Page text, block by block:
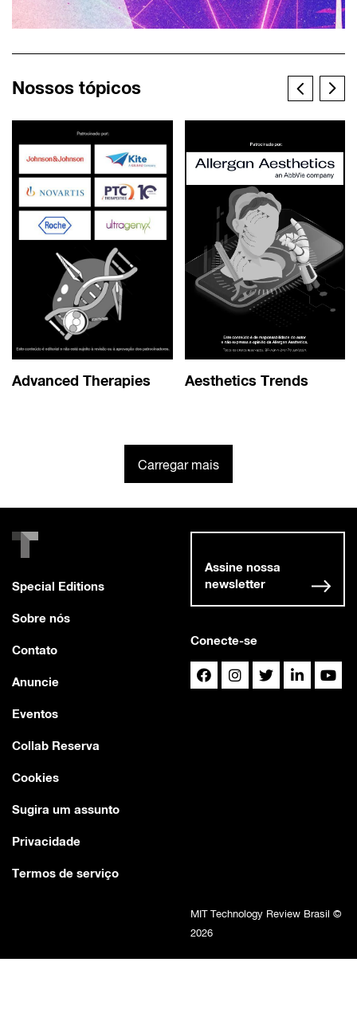
Nossos tópicos
Advanced Therapies Aesthetics Trends
Carregar mais
Special Editions
Sobre nós
Contato
Anuncie
Eventos
Collab Reserva
Cookies
Sugira um assunto
Privacidade
Termos de serviço
Conecte-se
Assine nossa
newsletter
MIT Technology Review Brasil ©
2026